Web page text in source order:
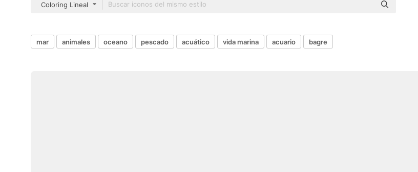
Coloring Lineal
mar animales oceano pescado acuático vida marina acuario bagre